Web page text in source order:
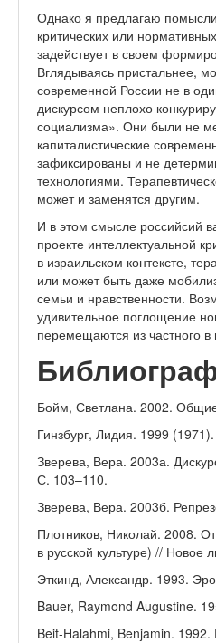
Однако я предлагаю
критических или
задействует в своем
Вглядываясь пристальнее,
современной России не в
дискурсом неплохо
социализма». Они были не
капиталистические
зафиксированы и не
технологиями.
может и заменятся другим.
И в этом смысле российсий
проекте интеллектуальной
в израильском контексте,
или может быть даже
семьи и нравственности.
удивительное поглощение
перемещаются из частного
Бойм, Светлана. 2002.
Гинзбург, Лидия. 1999
Зверева, Вера. 2003а.
С. 103–110.
Зверева, Вера. 2003б.
Плотников, Николай. 2008.
в русской культуре) // Новое
Эткинд, Александр. 1993.
Bauer, Raymond Augustine.
Beit-Halahmi, Benjamin.